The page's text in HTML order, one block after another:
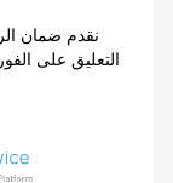
التعليق على